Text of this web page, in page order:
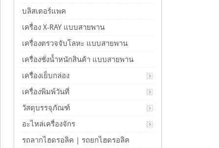
บลิสเตอร์แพค
เครื่อง X-RAY แบบสายพาน
เครื่องตรวจจับโลหะ แบบสายพาน
เครื่องชั่งน้ำหนักสินค้า แบบสายพาน
เครื่องเย็บกล่อง
เครื่องพิมพ์วันที่
วัสดุบรรจุภัณฑ์
อะไหล่เครื่องจักร
รถลากไฮดรอลิค | รถยกไฮดรอลิค